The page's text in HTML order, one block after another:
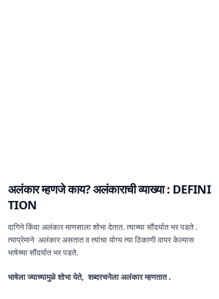
अलंकार म्हणजे काय? अलंकाराची व्याख्या : DEFINI
TION
दागिने किंवा अलंकार माणसाला शोभा देतात. त्याच्या सौंदर्यात भर पडते .
त्याप्रेमाने अलंकार असतात व त्यांचा योग्य त्या ठिकाणी वापर केल्यास
भाषेच्या सौंदर्यात भर पडते.
भाषेला ज्याच्यामुळे शोभा येते, शब्दरचनेला अलंकार म्हणतात .